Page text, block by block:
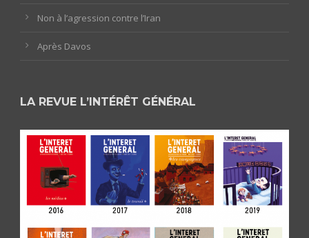
Non à l’agression contre l’Iran
Après Davos
LA REVUE L’INTÉRÊT GÉNÉRAL